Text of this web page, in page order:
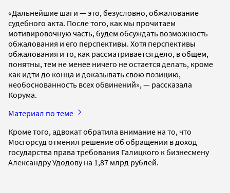
«Дальнейшие шаги — это, безусловно, обжалование
судебного акта. После того, как мы прочитаем
мотивировочную часть, будем обсуждать возможность
обжалования и его перспективы. Хотя перспективы
обжалования и то, как рассматривается дело, в общем,
понятны, тем не менее ничего не остается делать, кроме
как идти до конца и доказывать свою позицию,
необоснованность всех обвинений», — рассказала
Корума.
Материал по теме
Кроме того, адвокат обратила внимание на то, что
Мосгорсуд отменил решение об обращении в доход
государства права требования Галицкого к бизнесмену
Александру Удодову на 1,87 млрд рублей.